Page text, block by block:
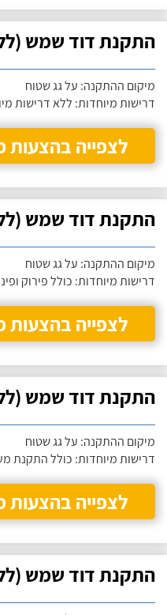
התקנת דוד שמש (ללא
מיקום ההתקנה: על גג שטוח
דרישות מיוחדות: ללא דרישות
לצפייה בהצעות
התקנת דוד שמש (ללא
מיקום ההתקנה: על גג שטוח
דרישות מיוחדות: כולל פירוק
לצפייה בהצעות
התקנת דוד שמש (ללא
מיקום ההתקנה: על גג שטוח
דרישות מיוחדות: כולל התקנת
לצפייה בהצעות
התקנת דוד שמש (ללא